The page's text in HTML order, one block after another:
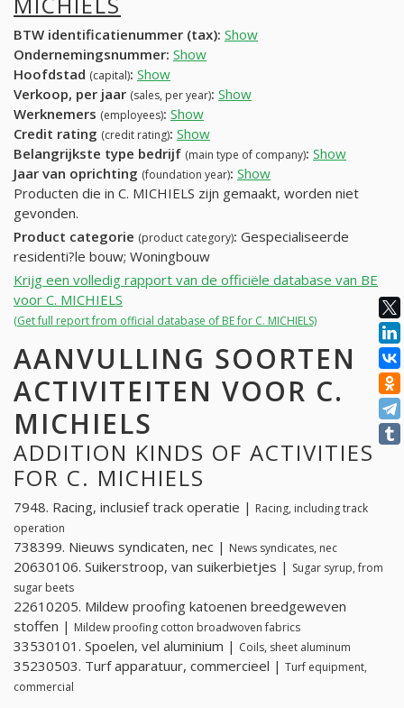
BTW identificatienummer (tax): Show
Ondernemingsnummer: Show
Hoofdstad (capital): Show
Verkoop, per jaar (sales, per year): Show
Werknemers (employees): Show
Credit rating (credit rating): Show
Belangrijkste type bedrijf (main type of company): Show
Jaar van oprichting (foundation year): Show
Producten die in C. MICHIELS zijn gemaakt, worden niet
gevonden.
Product categorie (product category): Gespecialiseerde
residenti?le bouw; Woningbouw
Krijg een volledig rapport van de officiële database van BE
voor C. MICHIELS
(Get full report from official database of BE for C. MICHIELS)
AANVULLING SOORTEN
ACTIVITEITEN VOOR C.
MICHIELS
ADDITION KINDS OF ACTIVITIES
FOR C. MICHIELS
7948. Racing, inclusief track operatie | Racing, including track
operation
738399. Nieuws syndicaten, nec | News syndicates, nec
20630106. Suikerstroop, van suikerbietjes | Sugar syrup, from
sugar beets
22610205. Mildew proofing katoenen breedgeweven
stoffen | Mildew proofing cotton broadwoven fabrics
33530101. Spoelen, vel aluminium | Coils, sheet aluminum
35230503. Turf apparatuur, commercieel | Turf equipment,
commercial